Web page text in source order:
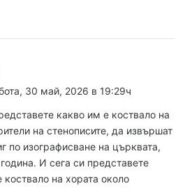
а
30 май, 2026 в 19:29ч
какво им е коствало на
на стенописите, да извършат
по изографисване на църквата,
И сега си представете
коствало на хората около